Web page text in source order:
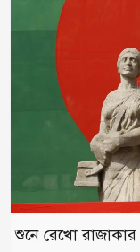
শুনে রেখো রাজাকার